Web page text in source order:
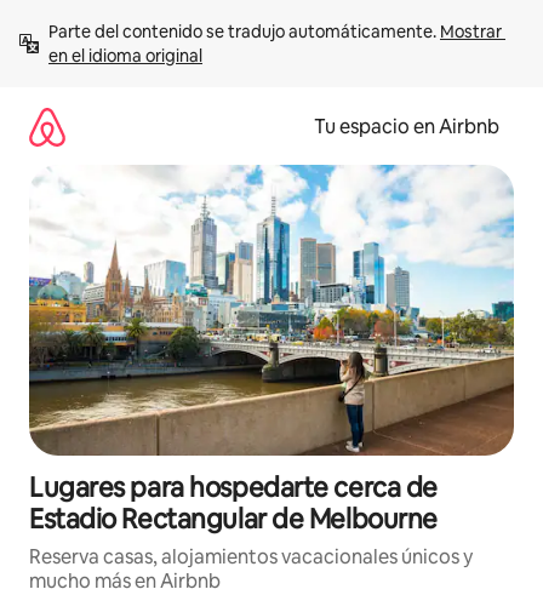
contenido
Parte del contenido se tradujo automáticamente. Mostrar
en el idioma original
Tu espacio en Airbnb
Lugares para hospedarte cerca de
Estadio Rectangular de Melbourne
Reserva casas, alojamientos vacacionales únicos y
mucho más en Airbnb